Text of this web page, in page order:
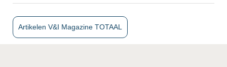
Artikelen V&I Magazine TOTAAL